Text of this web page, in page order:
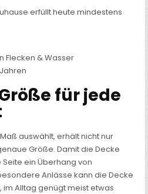
erfüllt heute mindestens
Flecken & Wasser
für jede
auswählt, erhält nicht nur
Größe. Damit die Decke
ein Überhang von
Anlässe kann die Decke
im Alltag genügt meist etwas